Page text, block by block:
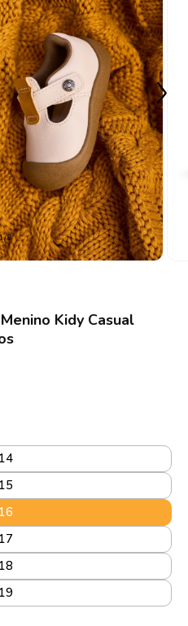
/de
8
Kidy Casual
14
15
16
17
18
19